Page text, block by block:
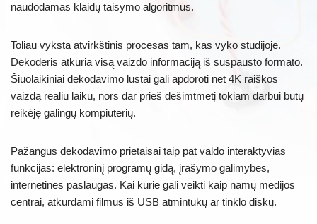
naudodamas klaidų taisymo algoritmus.
Toliau vyksta atvirkštinis procesas tam, kas vyko studijoje.
Dekoderis atkuria visą vaizdo informaciją iš suspausto formato.
Šiuolaikiniai dekodavimo lustai gali apdoroti net 4K raiškos
vaizdą realiu laiku, nors dar prieš dešimtmetį tokiam darbui būtų
reikėję galingų kompiuterių.
Pažangūs dekodavimo prietaisai taip pat valdo interaktyvias
funkcijas: elektroninį programų gidą, įrašymo galimybes,
internetines paslaugas. Kai kurie gali veikti kaip namų medijos
centrai, atkurdami filmus iš USB atmintukų ar tinklo diskų.